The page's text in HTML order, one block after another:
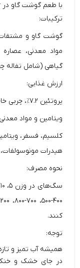
با طعم گوشت گاو در
ترکیبات:
مواد معدنی،
گیاهی (شامل تفاله
ارزش غذایی:
پروتئين ۷.۲٪، چربی خام ۳.۸٪، فیبر ۰.۳٪ و رطوبت ۸۲.۵.
ویتامین و مواد
هیدرات
نحوه مصرف:
کنند.
توجه:
همیشه آب تمیز و
در جای خشک و خنک